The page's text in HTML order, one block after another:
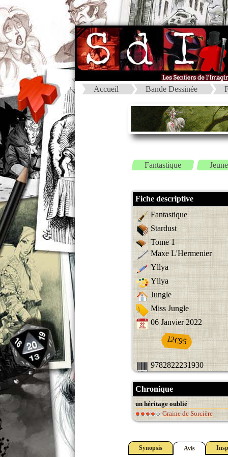
Accueil Bande Dessinée
Fantastique
Fiche descriptive
Fantastique
Stardust
Tome 1
Maxe L'Hermenier
Yllya
Yllya
Jungle
Miss Jungle
06 Janvier 2022
12€95
9782822231930
Chronique
un héritage oublié
Graine de Sorcière
Synopsis Avis